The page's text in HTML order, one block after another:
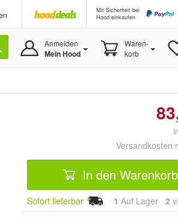
Mit Sicherheit bei
Hood einkaufen
Anmelden
Mein Hood
Waren-
korb
Versandkosten
In den Warenkorb
Sofort lieferbar 1 Auf Lager 2